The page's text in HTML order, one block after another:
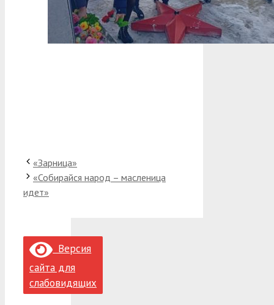
«Зарница»
«Собирайся народ – масленица
идет»
Версия
сайта для
слабовидящих